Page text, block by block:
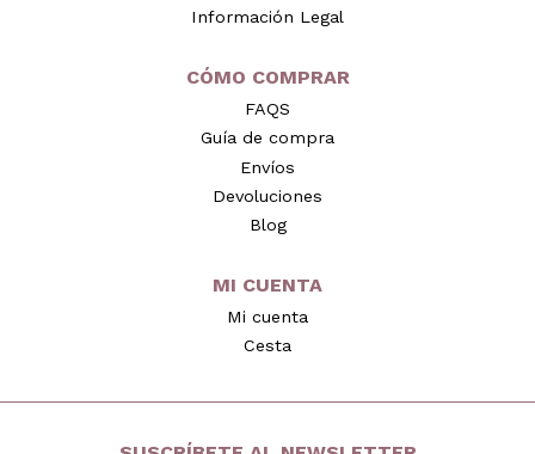
Información Legal
CÓMO COMPRAR
FAQS
Guía de compra
Envíos
Devoluciones
Blog
MI CUENTA
Mi cuenta
Cesta